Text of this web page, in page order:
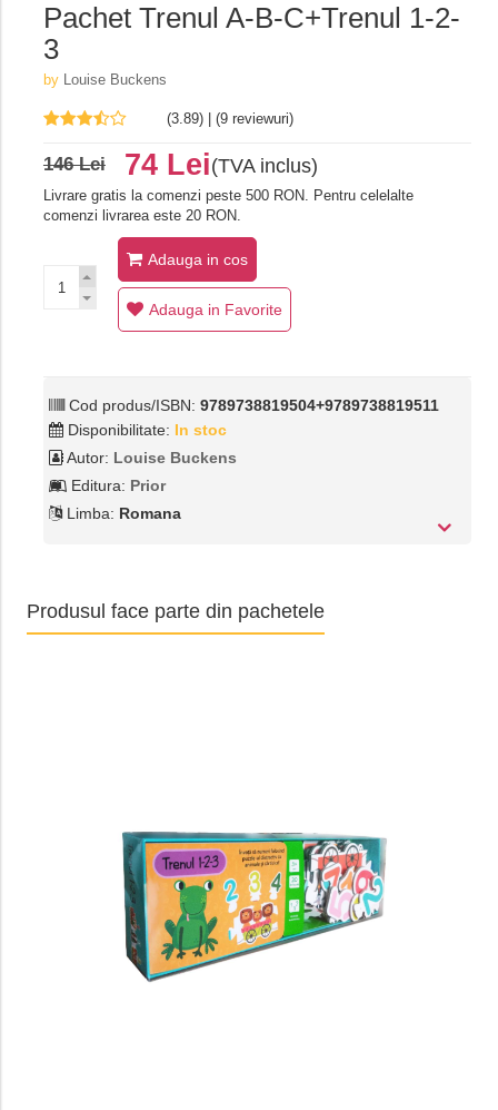
Pachet Trenul A-B-C+Trenul 1-2-
3
by Louise Buckens
(3.89) | (9 reviewuri)
146 Lei 74 Lei(TVA inclus)
Livrare gratis la comenzi peste 500 RON. Pentru celelalte
comenzi livrarea este 20 RON.
Adauga in cos
Adauga in Favorite
Cod produs/ISBN: 9789738819504+9789738819511
Disponibilitate: In stoc
Autor: Louise Buckens
Editura: Prior
Limba: Romana
Produsul face parte din pachetele